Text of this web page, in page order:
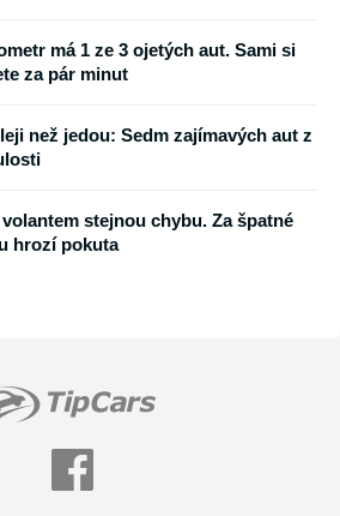
má 1 ze 3 ojetých aut. Sami si
za pár minut
než jedou: Sedm zajímavých aut z
stejnou chybu. Za špatné
hrozí pokuta